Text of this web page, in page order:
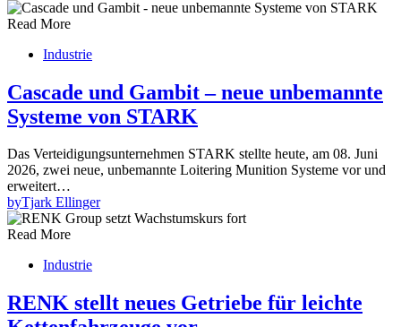
Read More
Industrie
Cascade und Gambit – neue unbemannte
Systeme von STARK
Das Verteidigungsunternehmen STARK stellte heute, am 08. Juni
2026, zwei neue, unbemannte Loitering Munition Systeme vor und
erweitert…
byTjark Ellinger
Read More
Industrie
RENK stellt neues Getriebe für leichte